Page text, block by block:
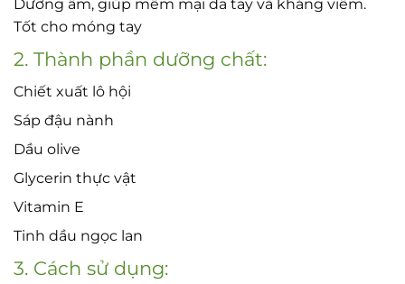
Dưỡng ẩm, giúp mềm mại da tay và kháng viêm.
Tốt cho móng tay
2. Thành phần dưỡng chất:
Chiết xuất lô hội
Sáp đậu nành
Dầu olive
Glycerin thực vật
Vitamin E
Tinh dầu ngọc lan
3. Cách sử dụng: